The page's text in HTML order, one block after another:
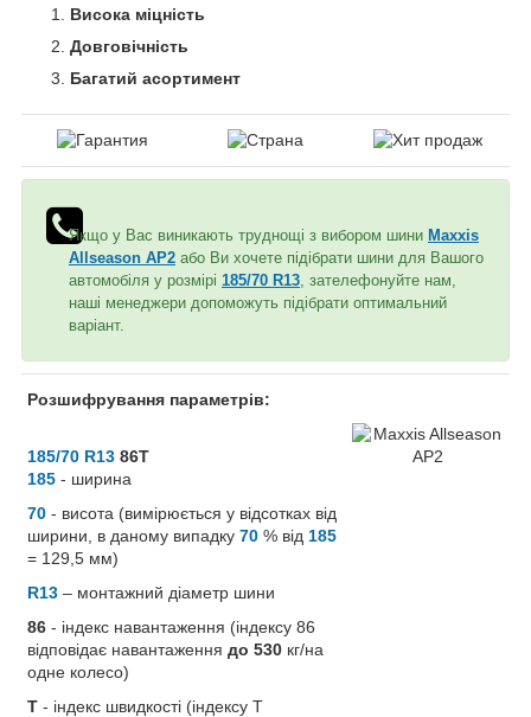
Висока міцність
Довговічність
Багатий асортимент
Якщо у Вас виникають труднощі з вибором шини Maxxis
Allseason AP2 або Ви хочете підібрати шини для Вашого
автомобіля у розмірі 185/70 R13 , зателефонуйте нам,
наші менеджери допоможуть підібрати оптимальний
варіант.
Розшифрування параметрів:
185/70 R13 86T
185 - ширина
70 - висота (вимірюється у відсотках від
ширини, в даному випадку 70 % від 185
= 129,5 мм)
R13 – монтажний діаметр шини
86 - індекс навантаження (індексу 86
відповідає навантаження до 530 кг/на
одне колесо)
T - індекс швидкості (індексу T